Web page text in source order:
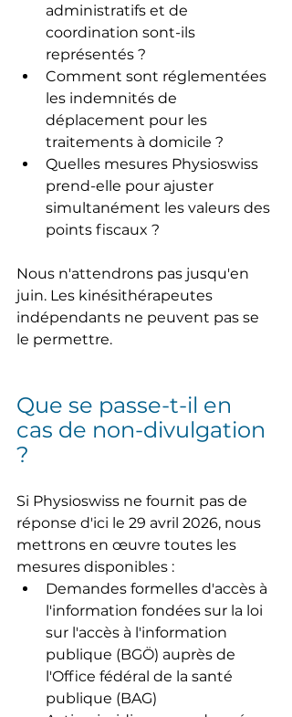
administratifs et de
coordination sont-ils
représentés ?
Comment sont réglementées
les indemnités de
déplacement pour les
traitements à domicile ?
Quelles mesures Physioswiss
prend-elle pour ajuster
simultanément les valeurs des
points fiscaux ?
Nous n'attendrons pas jusqu'en
juin. Les kinésithérapeutes
indépendants ne peuvent pas se
le permettre.
Que se passe-t-il en
cas de non-divulgation
?
Si Physioswiss ne fournit pas de
réponse d'ici le 29 avril 2026, nous
mettrons en œuvre toutes les
mesures disponibles :
Demandes formelles d'accès à
l'information fondées sur la loi
sur l'accès à l'information
publique (BGÖ) auprès de
l'Office fédéral de la santé
publique (BAG)